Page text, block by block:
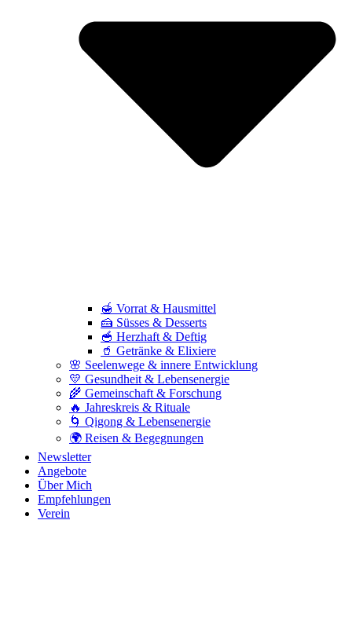
🍯 Vorrat & Hausmittel
🍰 Süsses & Desserts
🥣 Herzhaft & Deftig
🥤 Getränke & Elixiere
🌸 Seelenwege & innere Entwicklung
💛 Gesundheit & Lebensenergie
🌾 Gemeinschaft & Forschung
🔥 Jahreskreis & Rituale
🌀 Qigong & Lebensenergie
🌍 Reisen & Begegnungen
Newsletter
Angebote
Über Mich
Empfehlungen
Verein